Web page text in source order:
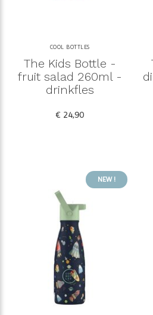
COOL BOTTLES
The Kids Bottle -
fruit salad 260ml -
drinkfles
€ 24,90
NEW !